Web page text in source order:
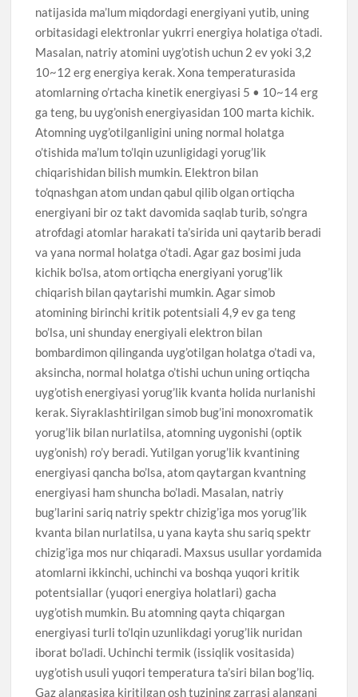
natijasida ma’lum miqdordagi energiyani yutib, uning
orbitasidagi elektronlar yukrri energiya holatiga o’tadi.
Masalan, natriy atomini uyg’otish uchun 2 ev yoki 3,2
10~12 erg energiya kerak. Xona temperaturasida
atomlarning o’rtacha kinetik energiyasi 5 • 10~14 erg
ga teng, bu uyg’onish energiyasidan 100 marta kichik.
Atomning uyg’otilganligini uning normal holatga
o’tishida ma’lum to’lqin uzunligidagi yorug’lik
chiqarishidan bilish mumkin. Elektron bilan
to’qnashgan atom undan qabul qilib olgan ortiqcha
energiyani bir oz takt davomida saqlab turib, so’ngra
atrofdagi atomlar harakati ta’sirida uni qaytarib beradi
va yana normal holatga o’tadi. Agar gaz bosimi juda
kichik bo’lsa, atom ortiqcha energiyani yorug’lik
chiqarish bilan qaytarishi mumkin. Agar simob
atomining birinchi kritik potentsiali 4,9 ev ga teng
bo’lsa, uni shunday energiyali elektron bilan
bombardimon qilinganda uyg’otilgan holatga o’tadi va,
aksincha, normal holatga o’tishi uchun uning ortiqcha
uyg’otish energiyasi yorug’lik kvanta holida nurlanishi
kerak. Siyraklashtirilgan simob bug’ini monoxromatik
yorug’lik bilan nurlatilsa, atomning uygonishi (optik
uyg’onish) ro’y beradi. Yutilgan yorug’lik kvantining
energiyasi qancha bo’lsa, atom qaytargan kvantning
energiyasi ham shuncha bo’ladi. Masalan, natriy
bug’larini sariq natriy spektr chizig’iga mos yorug’lik
kvanta bilan nurlatilsa, u yana kayta shu sariq spektr
chizig’iga mos nur chiqaradi. Maxsus usullar yordamida
atomlarni ikkinchi, uchinchi va boshqa yuqori kritik
potentsiallar (yuqori energiya holatlari) gacha
uyg’otish mumkin. Bu atomning qayta chiqargan
energiyasi turli to’lqin uzunlikdagi yorug’lik nuridan
iborat bo’ladi. Uchinchi termik (issiqlik vositasida)
uyg’otish usuli yuqori temperatura ta’siri bilan bog’liq.
Gaz alangasiga kiritilgan osh tuzining zarrasi alangani